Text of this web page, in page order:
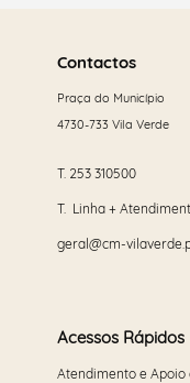
maisContactos
Praça do Município
4730-733 Vila Verde
T. 253 310500
T. Linha +
geral@cm-
Acessos Rápidos
Atendimento e Apoio